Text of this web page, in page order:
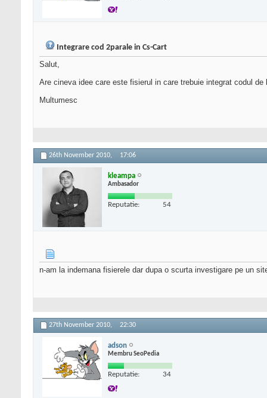
Integrare cod 2parale in Cs-Cart
Salut,
Are cineva idee care este fisierul in care trebuie integrat codul
Multumesc
26th November 2010, 17:06
kleampa
Ambasador
Reputatie: 54
n-am la indemana fisierele dar dupa o scurta investigare pe un
27th November 2010, 22:30
adson
Membru SeoPedia
Reputatie: 34